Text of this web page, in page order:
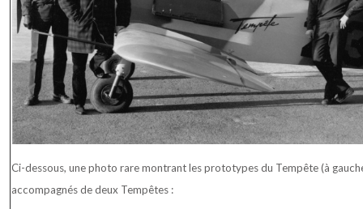
Ci-dessous, une photo rare montrant les prototypes du Tempête (à
accompagnés de deux Tempêtes :